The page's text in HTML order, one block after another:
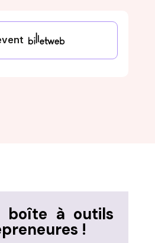
boîte à outils
!